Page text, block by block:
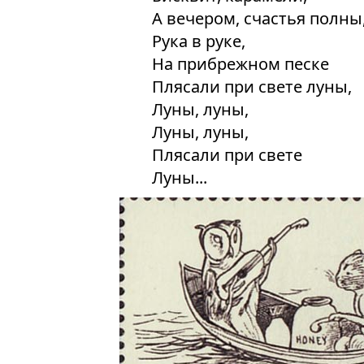
А вечером, счастья
Рука в руке,
На прибрежном песке
Плясали при свете луны,
Луны, луны,
Луны, луны,
Плясали при свете
Луны...